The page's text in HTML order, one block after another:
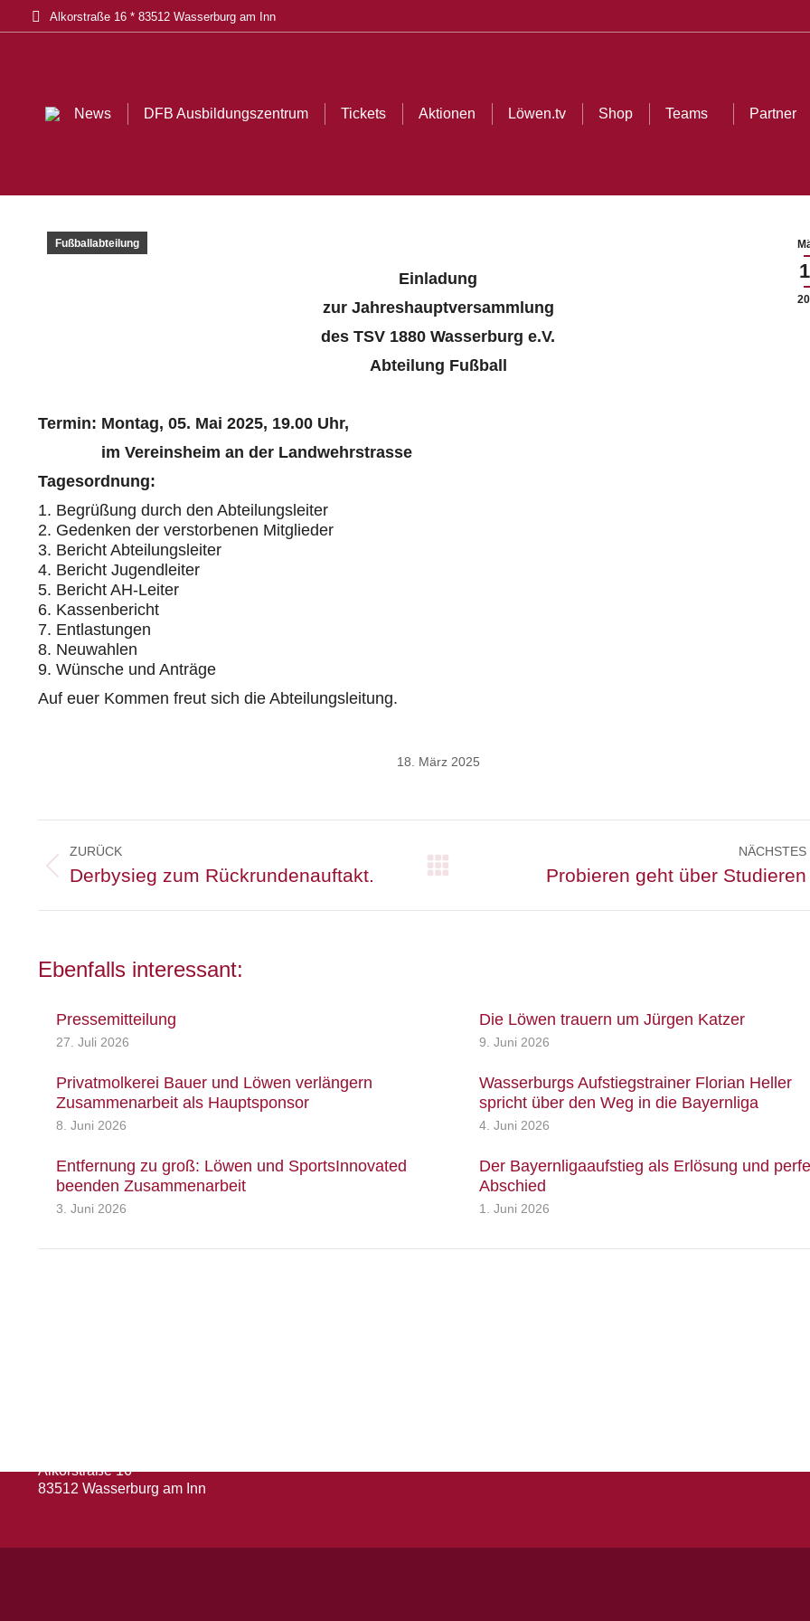
Alkorstraße 16 * 83512 Wasserburg am Inn
News DFB Ausbildungszentrum Tickets Aktionen Löwen.tv Shop Teams Partner
Fußballabteilung
Einladung
zur Jahreshauptversammlung
des TSV 1880 Wasserburg e.V.
Abteilung Fußball
Termin: Montag, 05. Mai 2025, 19.00 Uhr,
im Vereinsheim an der Landwehrstrasse
Tagesordnung:
Begrüßung durch den Abteilungsleiter
Gedenken der verstorbenen Mitglieder
Bericht Abteilungsleiter
Bericht Jugendleiter
Bericht AH-Leiter
Kassenbericht
Entlastungen
Neuwahlen
Wünsche und Anträge
Auf euer Kommen freut sich die Abteilungsleitung.
18. März 2025
ZURÜCK
Vorheriger
Derbysieg zum Rückrundenauftakt.
NÄCHSTES
Probieren geht über Studieren
Ebenfalls interessant:
Pressemitteilung
27. Juli 2026
Die Löwen trauern um Jürgen Katzer
9. Juni 2026
Privatmolkerei Bauer und Löwen verlängern
Zusammenarbeit als Hauptsponsor
8. Juni 2026
Wasserburgs Aufstiegstrainer Florian Heller
spricht über den Weg in die Bayernliga
4. Juni 2026
Entfernung zu groß: Löwen und SportsInnovated
beenden Zusammenarbeit
3. Juni 2026
Der Bayernligaaufstieg als Erlösung und
Abschied
1. Juni 2026
Alkorstraße 16
83512 Wasserburg am Inn
News DFB Ausbildungszentrum Tickets Aktionen Löwen.tv Shop Teams Partner